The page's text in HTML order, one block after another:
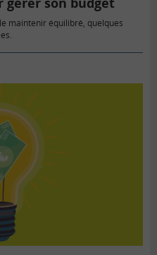
maintenir équilibré, quelques